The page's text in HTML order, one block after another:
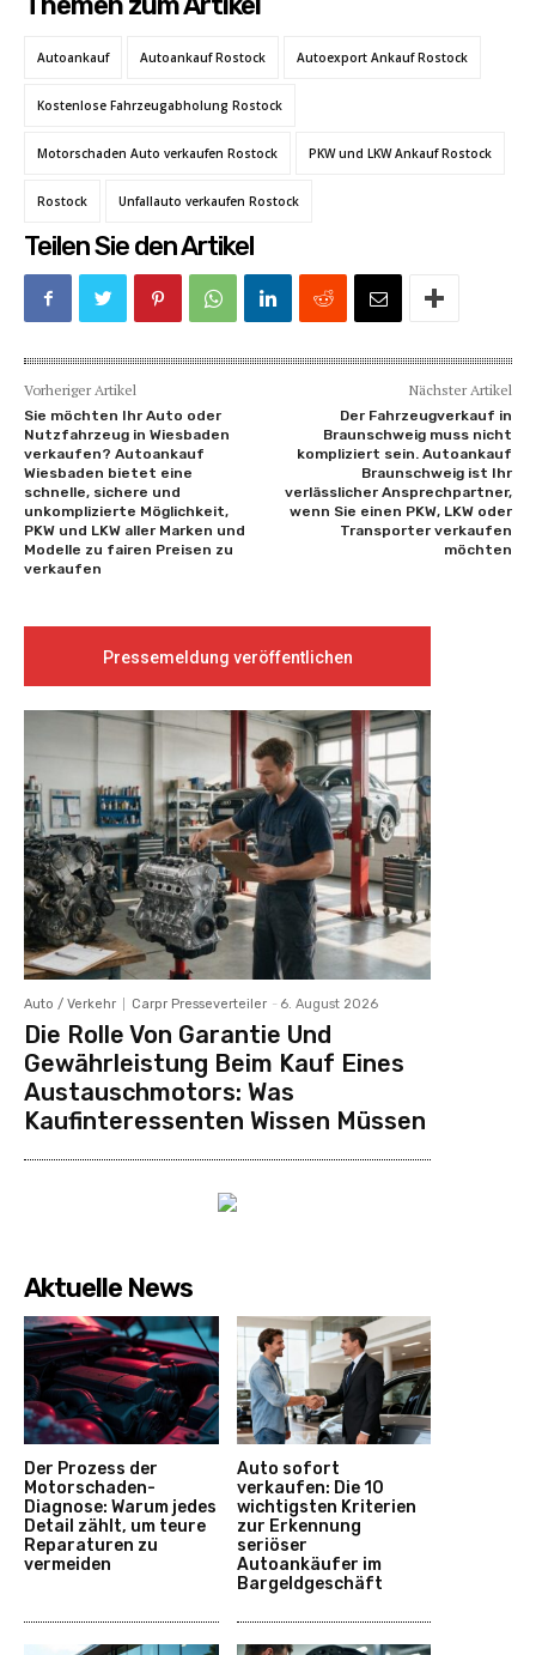
Autoankauf Autoankauf Rostock Autoexport Ankauf Rostock
Kostenlose Fahrzeugabholung Rostock
Motorschaden Auto verkaufen Rostock PKW und LKW Ankauf Rostock
Rostock Unfallauto verkaufen Rostock
Teilen Sie den Artikel
Vorheriger Artikel
Sie möchten Ihr Auto oder
Nutzfahrzeug in Wiesbaden
verkaufen? Autoankauf
Wiesbaden bietet eine
schnelle, sichere und
unkomplizierte Möglichkeit,
PKW und LKW aller Marken und
Modelle zu fairen Preisen zu
verkaufen
Nächster Artikel
Der Fahrzeugverkauf in
Braunschweig muss nicht
kompliziert sein. Autoankauf
Braunschweig ist Ihr
verlässlicher Ansprechpartner,
wenn Sie einen PKW, LKW oder
Transporter verkaufen
möchten
Pressemeldung veröffentlichen
Auto / Verkehr Carpr Presseverteiler - 6. August 2026
Die Rolle Von Garantie Und
Gewährleistung Beim Kauf Eines
Austauschmotors: Was
Kaufinteressenten Wissen Müssen
Aktuelle News
Der Prozess der
Motorschaden-
Diagnose: Warum jedes
Detail zählt, um teure
Reparaturen zu
vermeiden
Auto sofort
verkaufen: Die 10
wichtigsten Kriterien
zur Erkennung
seriöser
Autoankäufer im
Bargeldgeschäft